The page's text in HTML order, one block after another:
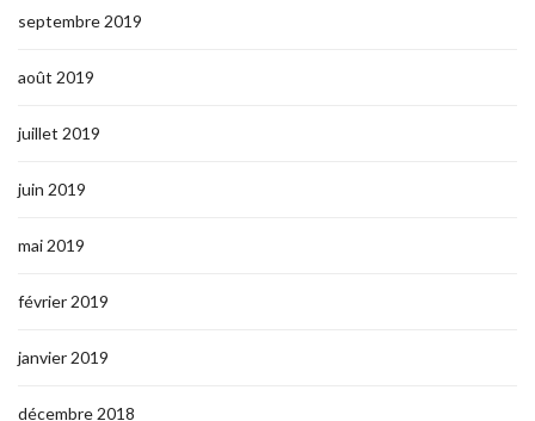
septembre 2019
août 2019
juillet 2019
juin 2019
mai 2019
février 2019
janvier 2019
décembre 2018